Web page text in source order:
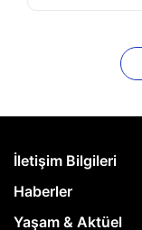
İletişim Bilgileri
Haberler
Yaşam & Aktüel